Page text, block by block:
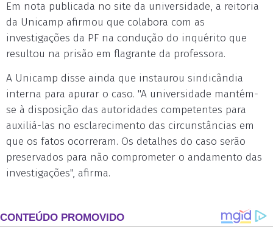
Em nota publicada no site da universidade, a reitoria
da Unicamp afirmou que colabora com as
investigações da PF na condução do inquérito que
resultou na prisão em flagrante da professora.
A Unicamp disse ainda que instaurou sindicândia
interna para apurar o caso. "A universidade mantém-
se à disposição das autoridades competentes para
auxiliá-las no esclarecimento das circunstâncias em
que os fatos ocorreram. Os detalhes do caso serão
preservados para não comprometer o andamento das
investigações", afirma.